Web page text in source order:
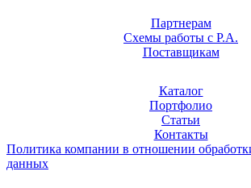
Партнерам
Схемы работы с Р.А.
Поставщикам
Каталог
Портфолио
Статьи
Контакты
Политика компании в отношении
данных